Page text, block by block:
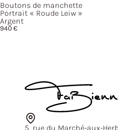
Boutons de manchette
Portrait « Roude Leiw »
Argent
940€
5, rue du Marché-aux-